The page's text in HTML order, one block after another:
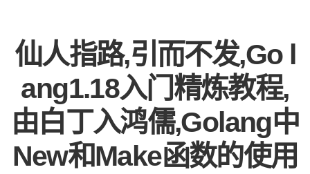
仙人指路,引而不发,Go l
ang1.18入门精炼教程,
由白丁入鸿儒,Golang中
New和Make函数的使用